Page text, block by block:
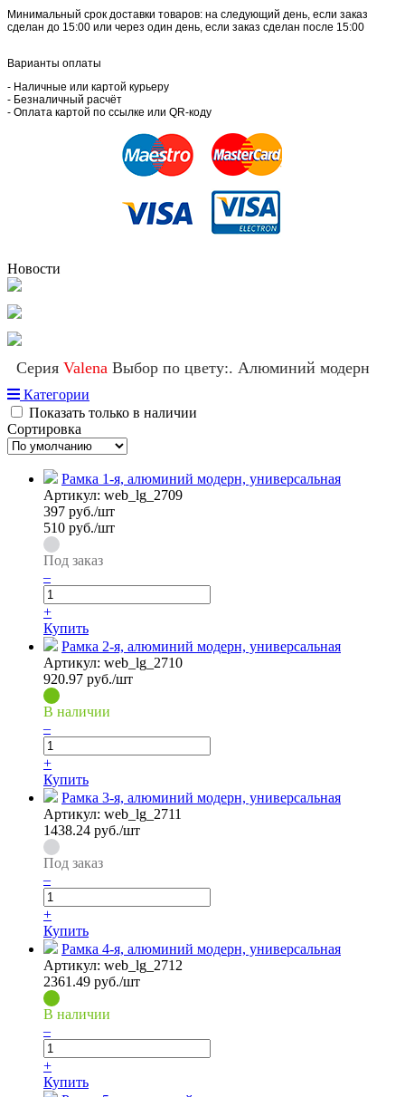
Минимальный срок доставки товаров: на следующий день, если заказ
сделан до 15:00 или через один день, если заказ сделан после 15:00
Варианты оплаты
- Наличные или картой курьеру
- Безналичный расчёт
- Оплата картой по ссылке или QR-коду
Новости
Серия Valena Выбор по цвету:. Алюминий модерн
Категории
Показать только в наличии
Сортировка
Рамка 1-я, алюминий модерн, универсальная
Артикул: web_lg_2709
397 руб./шт
510 руб./шт
Под заказ
–
+
Купить
Рамка 2-я, алюминий модерн, универсальная
Артикул: web_lg_2710
920.97 руб./шт
В наличии
–
+
Купить
Рамка 3-я, алюминий модерн, универсальная
Артикул: web_lg_2711
1438.24 руб./шт
Под заказ
–
+
Купить
Рамка 4-я, алюминий модерн, универсальная
Артикул: web_lg_2712
2361.49 руб./шт
В наличии
–
+
Купить